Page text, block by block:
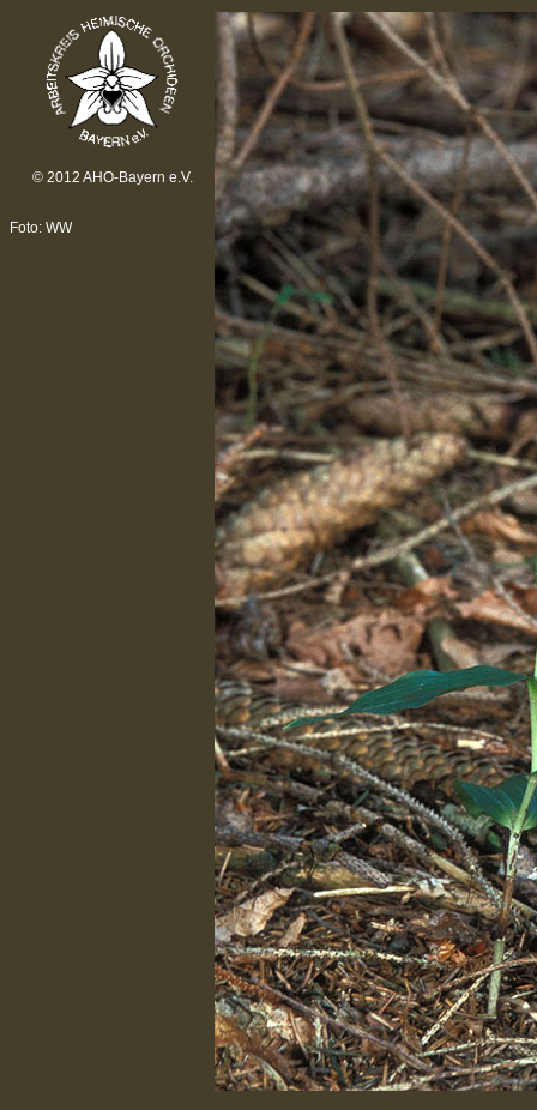
© 2012 AHO-Bayern e.V.
Foto: WW